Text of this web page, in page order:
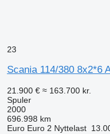
23
Scania 114/380 8x2*6
21.900 € ≈ 163.700 kr.
Spuler
2000
696.998 km
Euro Euro 2 Nyttelast